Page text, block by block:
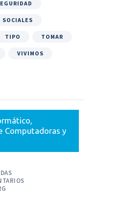
SOCIALES
TIPO TOMAR
VIVIMOS
Computadoras y